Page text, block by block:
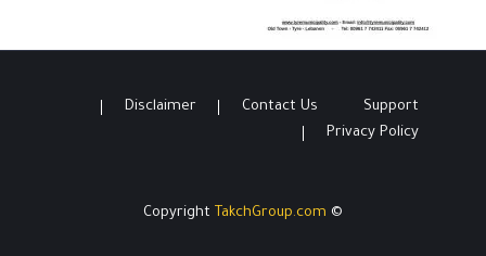
Support
Contact Us
Disclaimer
Privacy Policy
© Copyright
TakchGroup.com